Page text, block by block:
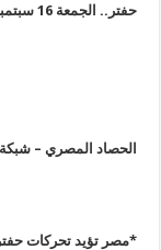
حفتر.. الجمعة 16 سبتمبر. . العالم يغلق أبوابه أمام المحاصيل المصرية
الحصاد المصري – شبكة
*مصر تؤيد تحركات حفتر